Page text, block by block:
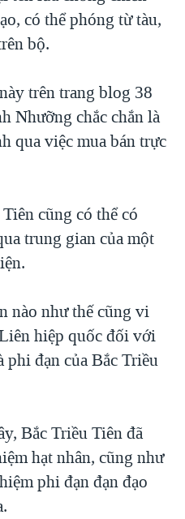
có thể phóng từ tàu,
bộ.
trên trang blog 38
Nhưỡng chắc chắn là
qua việc mua bán trực
cũng có thể có
trung gian của một
nào như thế cũng vi
hiệp quốc đối với
đạn của Bắc Triều
Bắc Triều Tiên đã
hạt nhân, cũng như
phi đạn đạn đạo